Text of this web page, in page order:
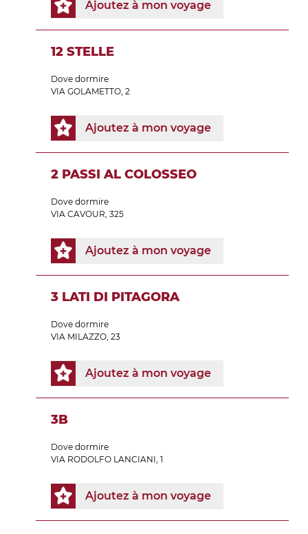
Ajoutez à mon voyage
12 STELLE
Dove dormire
VIA GOLAMETTO, 2
Ajoutez à mon voyage
2 PASSI AL COLOSSEO
Dove dormire
VIA CAVOUR, 325
Ajoutez à mon voyage
3 LATI DI PITAGORA
Dove dormire
VIA MILAZZO, 23
Ajoutez à mon voyage
3B
Dove dormire
VIA RODOLFO LANCIANI, 1
Ajoutez à mon voyage